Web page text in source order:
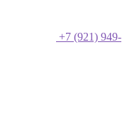
+7 (921) 949-